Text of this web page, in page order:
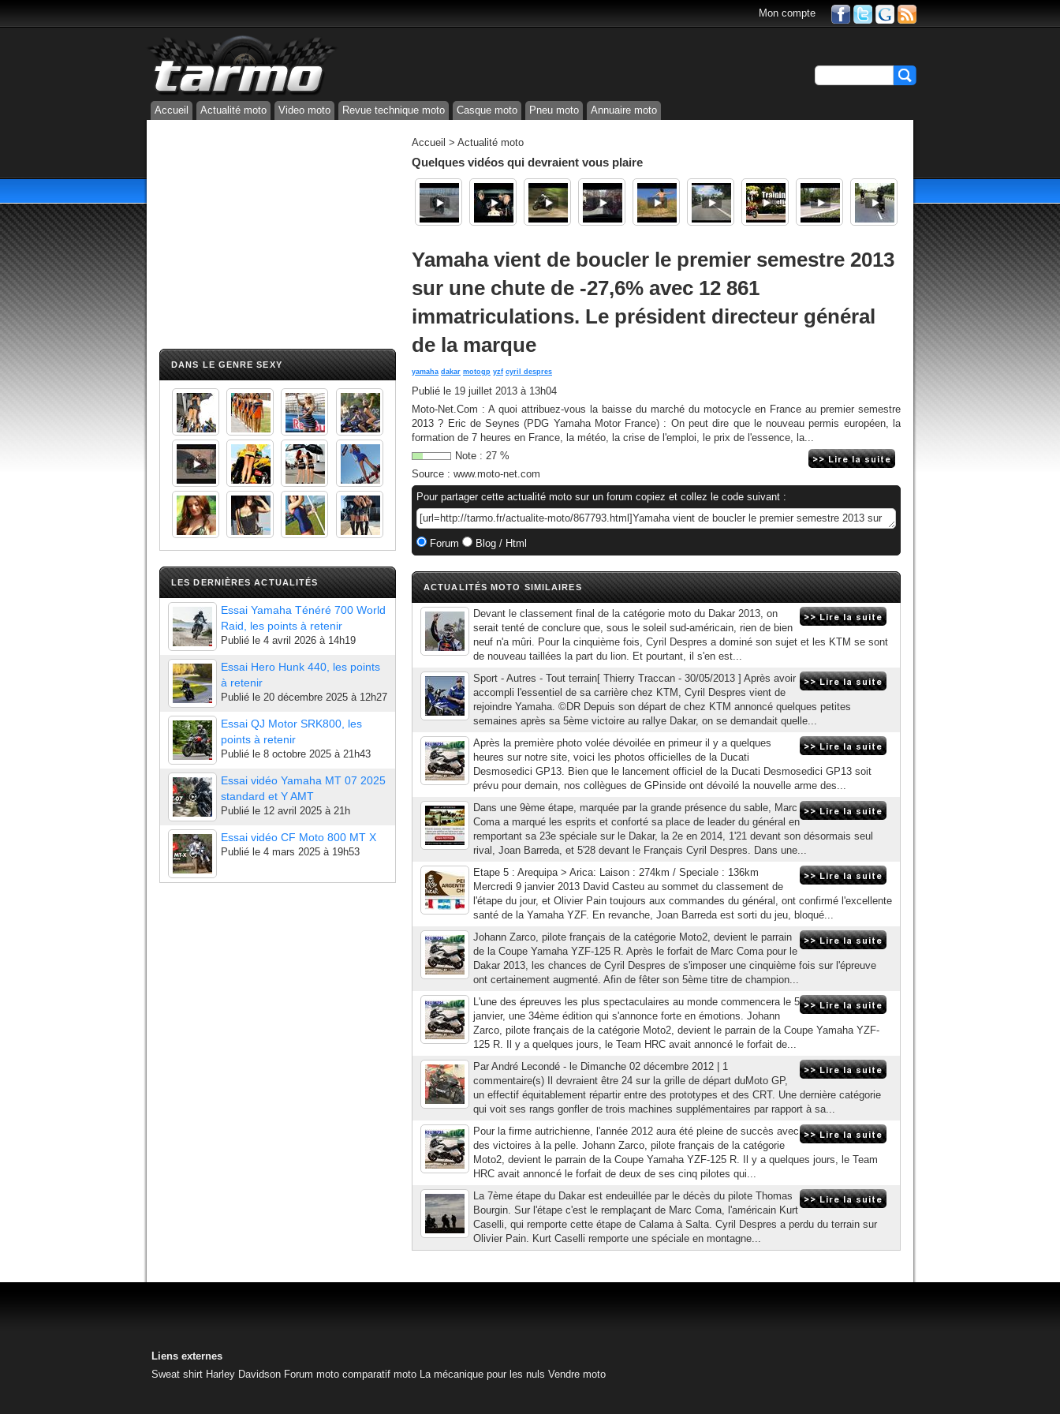
Mon compte
Accueil Actualité moto Video moto Revue technique moto Casque moto Pneu moto Annuaire moto
DANS LE GENRE SEXY
LES DERNIÈRES ACTUALITÉS
Essai Yamaha Ténéré 700 World
Raid, les points à retenir
Publié le 4 avril 2026 à 14h19
Essai Hero Hunk 440, les points
à retenir
Publié le 20 décembre 2025 à 12h27
Essai QJ Motor SRK800, les
points à retenir
Publié le 8 octobre 2025 à 21h43
Essai vidéo Yamaha MT 07 2025
standard et Y AMT
Publié le 12 avril 2025 à 21h
Essai vidéo CF Moto 800 MT X
Publié le 4 mars 2025 à 19h53
Accueil > Actualité moto
Quelques vidéos qui devraient vous plaire
Yamaha vient de boucler le premier semestre 2013
sur une chute de -27,6% avec 12 861
immatriculations. Le président directeur général
de la marque
yamaha dakar motogp yzf cyril despres
Publié le 19 juillet 2013 à 13h04
Moto-Net.Com : A quoi attribuez-vous la baisse du marché du motocycle en France au premier semestre
2013 ? Eric de Seynes (PDG Yamaha Motor France) : On peut dire que le nouveau permis européen, la
formation de 7 heures en France, la météo, la crise de l'emploi, le prix de l'essence, la...
Note : 27 %
Source : www.moto-net.com
Pour partager cette actualité moto sur un forum copiez et collez le code suivant :
Forum Blog / Html
ACTUALITÉS MOTO SIMILAIRES
Devant le classement final de la catégorie moto du Dakar 2013, on
serait tenté de conclure que, sous le soleil sud-américain, rien de bien
neuf n'a mûri. Pour la cinquième fois, Cyril Despres a dominé son sujet et les KTM se sont
de nouveau taillées la part du lion. Et pourtant, il s'en est...
Sport - Autres - Tout terrain[ Thierry Traccan - 30/05/2013 ] Après avoir
accompli l'essentiel de sa carrière chez KTM, Cyril Despres vient de
rejoindre Yamaha. ©DR Depuis son départ de chez KTM annoncé quelques petites
semaines après sa 5ème victoire au rallye Dakar, on se demandait quelle...
Après la première photo volée dévoilée en primeur il y a quelques
heures sur notre site, voici les photos officielles de la Ducati
Desmosedici GP13. Bien que le lancement officiel de la Ducati Desmosedici GP13 soit
prévu pour demain, nos collègues de GPinside ont dévoilé la nouvelle arme des...
Dans une 9ème étape, marquée par la grande présence du sable, Marc
Coma a marqué les esprits et conforté sa place de leader du général en
remportant sa 23e spéciale sur le Dakar, la 2e en 2014, 1'21 devant son désormais seul
rival, Joan Barreda, et 5'28 devant le Français Cyril Despres. Dans une...
Etape 5 : Arequipa > Arica: Laison : 274km / Speciale : 136km
Mercredi 9 janvier 2013 David Casteu au sommet du classement de
l'étape du jour, et Olivier Pain toujours aux commandes du général, ont confirmé l'excellente
santé de la Yamaha YZF. En revanche, Joan Barreda est sorti du jeu, bloqué...
Johann Zarco, pilote français de la catégorie Moto2, devient le parrain
de la Coupe Yamaha YZF-125 R. Après le forfait de Marc Coma pour le
Dakar 2013, les chances de Cyril Despres de s'imposer une cinquième fois sur l'épreuve
ont certainement augmenté. Afin de fêter son 5ème titre de champion...
L'une des épreuves les plus spectaculaires au monde commencera le 5
janvier, une 34ème édition qui s'annonce forte en émotions. Johann
Zarco, pilote français de la catégorie Moto2, devient le parrain de la Coupe Yamaha YZF-
125 R. Il y a quelques jours, le Team HRC avait annoncé le forfait de...
Par André Lecondé - le Dimanche 02 décembre 2012 | 1
commentaire(s) Il devraient être 24 sur la grille de départ duMoto GP,
un effectif équitablement répartir entre des prototypes et des CRT. Une dernière catégorie
qui voit ses rangs gonfler de trois machines supplémentaires par rapport à sa...
Pour la firme autrichienne, l'année 2012 aura été pleine de succès avec
des victoires à la pelle. Johann Zarco, pilote français de la catégorie
Moto2, devient le parrain de la Coupe Yamaha YZF-125 R. Il y a quelques jours, le Team
HRC avait annoncé le forfait de deux de ses cinq pilotes qui...
La 7ème étape du Dakar est endeuillée par le décès du pilote Thomas
Bourgin. Sur l'étape c'est le remplaçant de Marc Coma, l'américain Kurt
Caselli, qui remporte cette étape de Calama à Salta. Cyril Despres a perdu du terrain sur
Olivier Pain. Kurt Caselli remporte une spéciale en montagne...
Liens externes
Sweat shirt Harley Davidson Forum moto comparatif moto La mécanique pour les nuls Vendre moto